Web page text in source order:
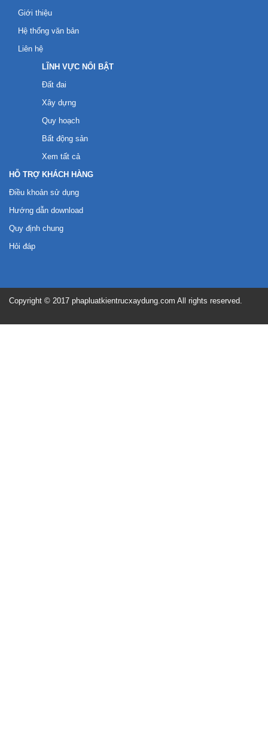
Giới thiệu
Hệ thống văn bản
Liên hệ
LĨNH VỰC NỔI BẬT
Đất đai
Xây dựng
Quy hoạch
Bất động sản
Xem tất cả
HỖ TRỢ KHÁCH HÀNG
Điều khoản sử dụng
Hướng dẫn download
Quy định chung
Hỏi đáp
Copyright © 2017 phapluatkientrucxaydung.com All rights reserved.